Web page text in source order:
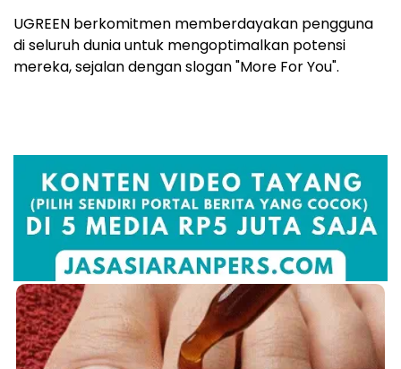
UGREEN berkomitmen memberdayakan pengguna
di seluruh dunia untuk mengoptimalkan potensi
mereka, sejalan dengan slogan"More For You".